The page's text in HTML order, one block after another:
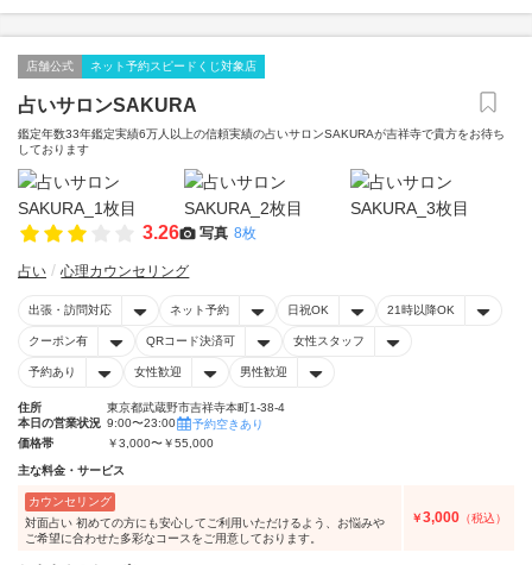
店舗公式 ネット予約スピードくじ対象店
占いサロンSAKURA
鑑定年数33年鑑定実績6万人以上の信頼実績の占いサロンSAKURAが吉祥寺で貴方をお待ち
しております
3.26 写真 8枚
占い 心理カウンセリング
出張・訪問対応 ネット予約 日祝OK 21時以降OK
クーポン有 QRコード決済可 女性スタッフ
予約あり 女性歓迎 男性歓迎
住所
東京都武蔵野市吉祥寺本町1-38-4
本日の営業状況 9:00〜23:00
予約空きあり
価格帯
￥3,000〜￥55,000
主な料金・サービス
カウンセリング
対面占い 初めての方にも安心してご利用いただけるよう、お悩みや
ご希望に合わせた多彩なコースをご用意しております。
￥3,000 （税込）